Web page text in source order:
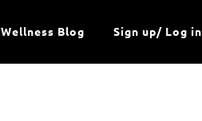
Wellness Blog Sign up/ Log in